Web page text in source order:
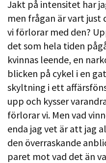
Jakt på intensitet har
men frågan är vart just
vi förlorar med den?
det som hela tiden
kvinnas leende, en
blicken på cykel i en
skyltning i ett
upp och kysser
förlorar vi. Men vad
enda jag vet är att jag
den överraskande
paret mot vad det än